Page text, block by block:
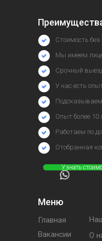
Меню
Главная
Вакансии
О
Стоимость без
Мы имеем
Срочный
У нас есть
Опыт более 10
Работаем по
⠀⠀⠀⠀Узнать
Отобранная